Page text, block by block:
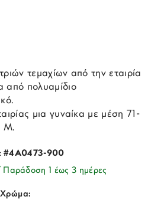
τεμαχίων από την εταιρία
πολυαμίδιο
μια γυναίκα με μέση 71-
M.
#4A0473-900
1 έως 3 ημέρες
Χρώμα: